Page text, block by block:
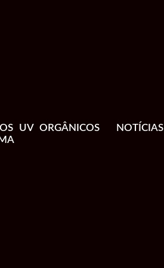
UV ORGÂNICOS NOTÍCIAS